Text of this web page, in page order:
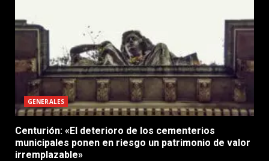
GENERALES
Centurión: «El deterioro de los cementerios
municipales ponen en riesgo un patrimonio de valor
irremplazable»